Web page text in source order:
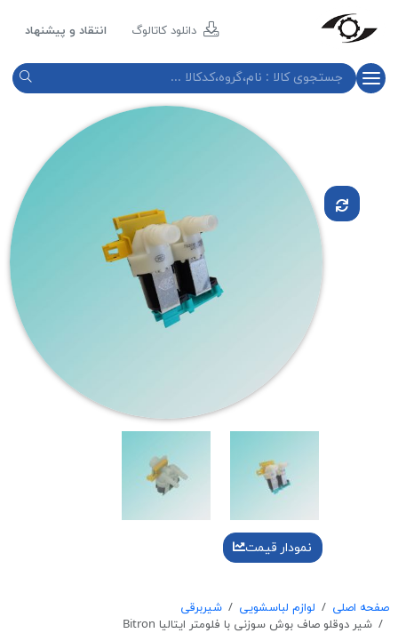
دانلود کاتالوگ انتقاد و پیشنهاد
نمودار قیمت
صفحه اصلی لوازم لباسشویی
شیربرقی
شير دوقلو صاف بوش سوزنی با فلومتر ايتاليا Bitron